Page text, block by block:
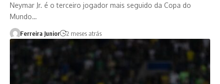
Neymar Jr. é o terceiro jogador mais seguido da Copa do
Mundo…
Ferreira Junior 2 meses atrás